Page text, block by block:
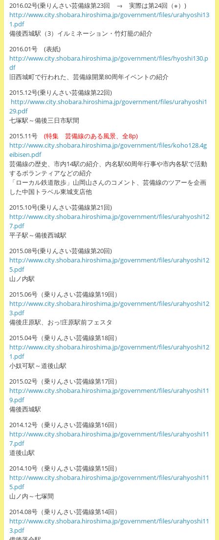
2016.02号(乗りんさい芸備線第23回 → 実際は第24回（※）)
http://www.city.shobara.hiroshima.jp/government/files/urahyoshi13
1.pdf
備後西城駅（3）イルミネーション・竹灯籠の紹介
2016.01号 (表紙)
http://www.city.shobara.hiroshima.jp/government/files/hyoshi130.p
df
旧西城町で行われた、芸備線開業80周年イベントの紹介
2015.12号(乗りんさい芸備線第22回)
http://www.city.shobara.hiroshima.jp/government/files/urahyoshi1
29.pdf
七塚駅～備後三日市駅間
2015.11号 (特集 芸備線のある風景、全8p)
http://www.city.shobara.hiroshima.jp/government/files/koho128.4g
eibisen.pdf
芸備線の歴史、市内14駅の紹介、内名駅60周年行事や市内各駅で活動
するボランティアなどの紹介
「ローカル鉄道散歩」山岡山さんのコメント、芸備線のツアーを企画
した中国トラベル東城支店他
2015.10号(乗りんさい芸備線第21回)
http://www.city.shobara.hiroshima.jp/government/files/urahyoshi12
7.pdf
平子駅～備後西城駅
2015.08号(乗りんさい芸備線第20回)
http://www.city.shobara.hiroshima.jp/government/files/urahyoshi12
5.pdf
山ノ内駅
2015.06号（乗りんさい芸備線第19回）
http://www.city.shobara.hiroshima.jp/government/files/urahyoshi12
3.pdf
備後庄原駅、おっ!庄原駅前フェスタ
2015.04号（乗りんさい芸備線第18回）
http://www.city.shobara.hiroshima.jp/government/files/urahyoshi12
1.pdf
小奴可駅～道後山駅
2015.02号（乗りんさい芸備線第17回）
http://www.city.shobara.hiroshima.jp/government/files/urahyoshi11
9.pdf
備後西城駅
2014.12号（乗りんさい芸備線第16回）
http://www.city.shobara.hiroshima.jp/government/files/urahyoshi11
7.pdf
道後山駅
2014.10号（乗りんさい芸備線第15回）
http://www.city.shobara.hiroshima.jp/government/files/urahyoshi11
5.pdf
山ノ内～七塚間
2014.08号（乗りんさい芸備線第14回）
http://www.city.shobara.hiroshima.jp/government/files/urahyoshi11
3.pdf